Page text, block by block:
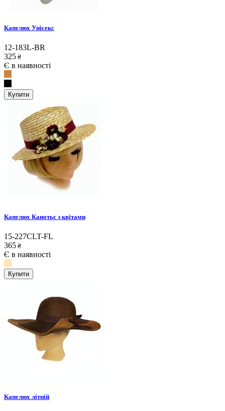
Капелюх Унісекс
12-183L-BR
325 ₴
Є в наявності
Купити
Капелюх Канотьє з квітами
15-227CLT-FL
365 ₴
Є в наявності
Купити
Капелюх літній